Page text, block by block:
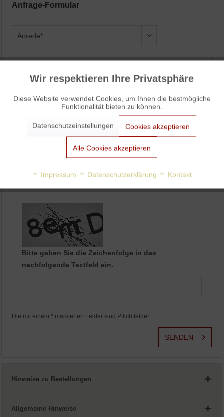
Anfrage-Formular
Bitte geben Sie die Zeichenfolge in das
nachfolgende Textfeld ein.
Die mit einem * markierten Felder sind Pflichtfelder.
SENDEN
Hinweise zu Bestellungen
Allgemeine Hinweise
Funktionale Aktiv
Aktiv
Aktiv
Personalisierung
Wir respektieren Ihre Privatsphäre
Diese Website verwendet Cookies, um Ihnen die bestmögliche
Funktionalität bieten zu können.
Datenschutzeinstellungen Cookies akzeptieren
Alle Cookies akzeptieren
Impressum Datenschutzerklärung Kontakt